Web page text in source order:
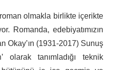
olmakla birlikte içerikte
Romanda, edebiyatımızın
Okay’ın (1931-2017) Sunuş
olarak tanımladığı teknik